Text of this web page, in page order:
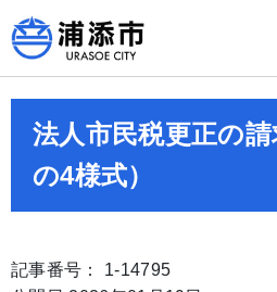
法人市民税更正の
の4様式）
記事番号： 1-14795